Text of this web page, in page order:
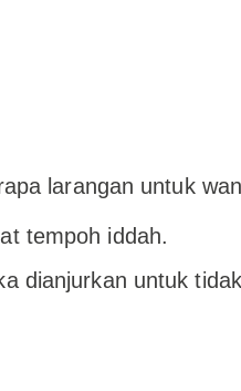
larangan untuk
tempoh iddah.
dianjurkan untuk